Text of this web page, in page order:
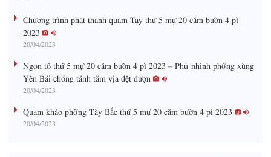
%
i
Chương trình phát thanh quam Tay thứ 5 mự 20 căm bườn 4 pì
2023
20/04/2023
Ngon tô thứ 5 mự 20 căm bườn 4 pì 2023 – Phủ nhinh phổng xùng
Yên Bái chóng tánh tăm vịa dệt dượn
20/04/2023
Quam kháo phổng Tày Bắc thứ 5 mự 20 căm bườn 4 pì 2023
20/04/2023